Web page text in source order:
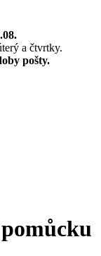
a čtvrtky.
pošty.